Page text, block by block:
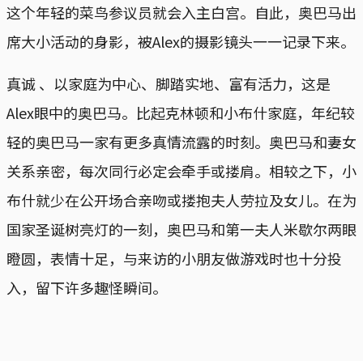
这个年轻的菜鸟参议员就会入主白宫。自此，奥巴马出
席大小活动的身影，被Alex的摄影镜头一一记录下来。
真诚 、以家庭为中心、脚踏实地、富有活力，这是
Alex眼中的奥巴马。比起克林顿和小布什家庭，年纪较
轻的奥巴马一家有更多真情流露的时刻。奥巴马和妻女
关系亲密，每次同行必定会牵手或搂肩。相较之下，小
布什就少在公开场合亲吻或搂抱夫人劳拉及女儿。在为
国家圣诞树亮灯的一刻，奥巴马和第一夫人米歇尔两眼
瞪圆，表情十足，与来访的小朋友做游戏时也十分投
入，留下许多趣怪瞬间。